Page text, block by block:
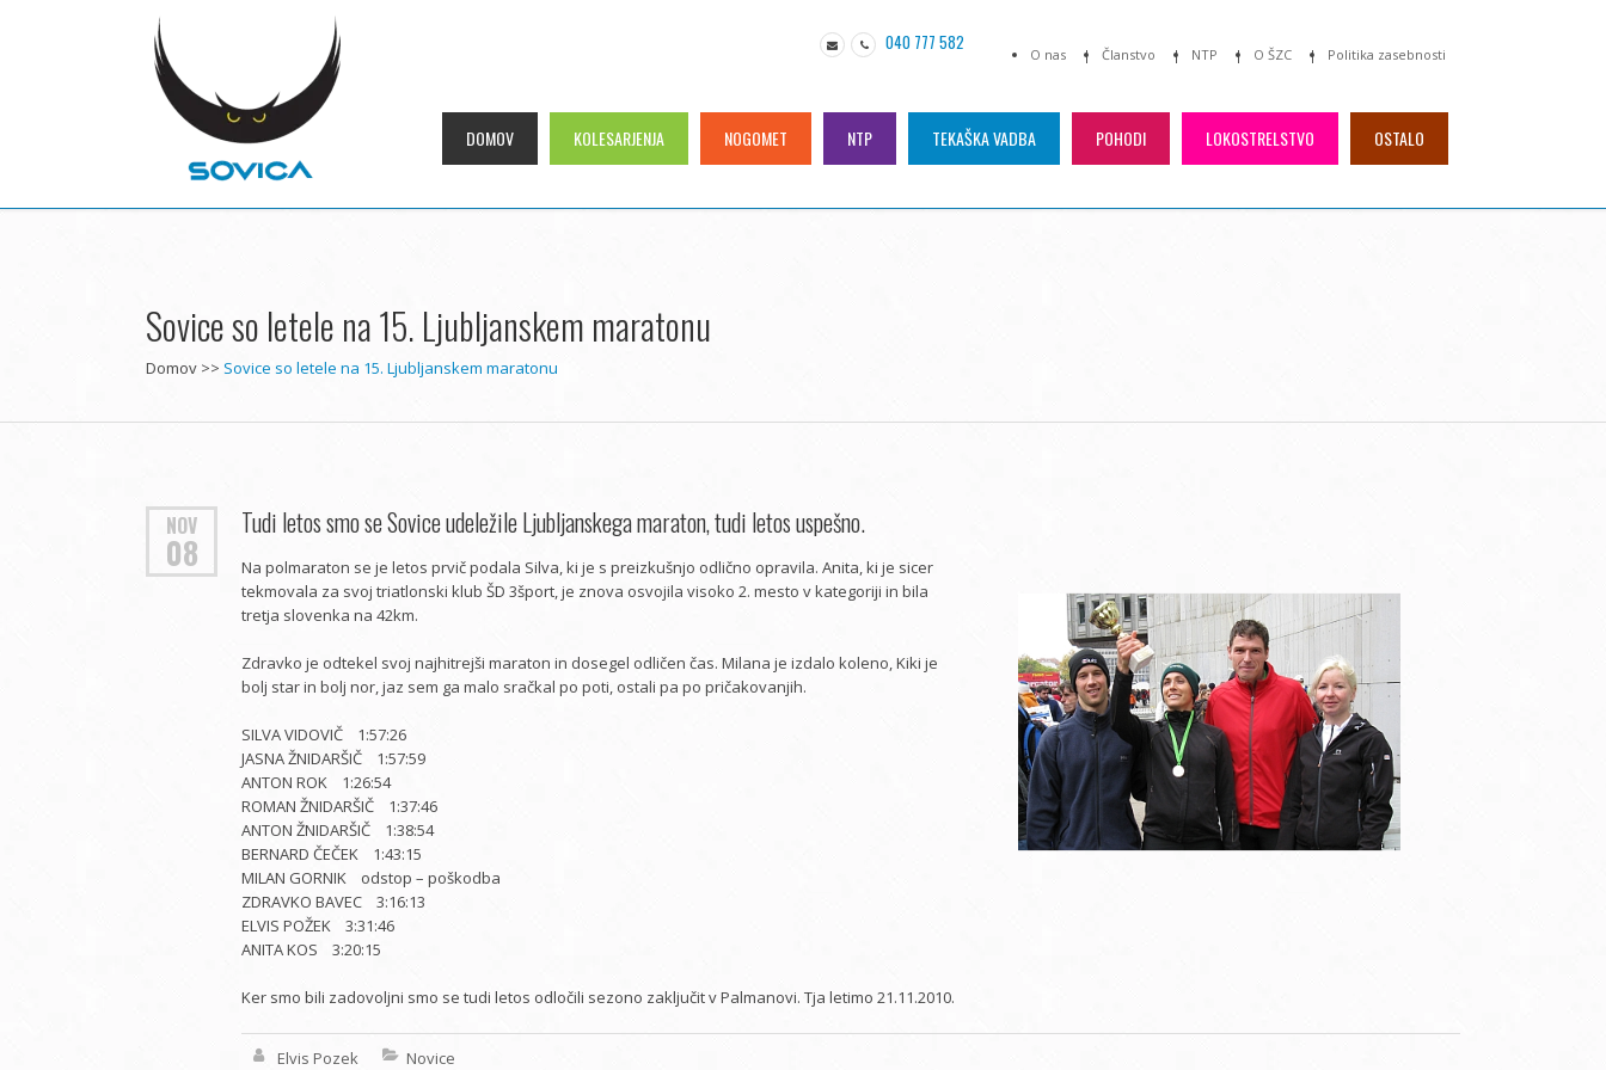
O nas Članstvo NTP O ŠZC Politika zasebnosti
040 777 582
DOMOV KOLESARJENJA NOGOMET NTP TEKAŠKA VADBA POHODI LOKOSTRELSTVO OSTALO
Sovice so letele na 15. Ljubljanskem maratonu
Domov >> Sovice so letele na 15. Ljubljanskem maratonu
NOV
08
Tudi letos smo se Sovice udeležile Ljubljanskega maraton, tudi letos uspešno.
Na polmaraton se je letos prvič podala Silva, ki je s preizkušnjo odlično opravila. Anita, ki je sicer
tekmovala za svoj triatlonski klub ŠD 3šport, je znova osvojila visoko 2. mesto v kategoriji in bila
tretja slovenka na 42km.
Zdravko je odtekel svoj najhitrejši maraton in dosegel odličen čas. Milana je izdalo koleno, Kiki je
bolj star in bolj nor, jaz sem ga malo sračkal po poti, ostali pa po pričakovanjih.
SILVA VIDOVIČ 1:57:26
JASNA ŽNIDARŠIČ 1:57:59
ANTON ROK 1:26:54
ROMAN ŽNIDARŠIČ 1:37:46
ANTON ŽNIDARŠIČ 1:38:54
BERNARD ČEČEK 1:43:15
MILAN GORNIK odstop – poškodba
ZDRAVKO BAVEC 3:16:13
ELVIS POŽEK 3:31:46
ANITA KOS 3:20:15
Ker smo bili zadovoljni smo se tudi letos odločili sezono zaključit v Palmanovi. Tja letimo 21.11.2010.
Elvis Pozek Novice